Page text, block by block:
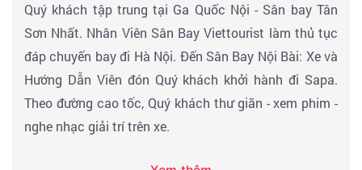
Quý khách tập trung tại Ga Quốc Nội - Sân bay Tân
Sơn Nhất. Nhân Viên Sân Bay Viettourist làm thủ tục
đáp chuyến bay đi Hà Nội. Đến Sân Bay Nội Bài: Xe và
Hướng Dẫn Viên đón Quý khách khởi hành đi Sapa.
Theo đường cao tốc, Quý khách thư giãn - xem phim -
nghe nhạc giải trí trên xe.